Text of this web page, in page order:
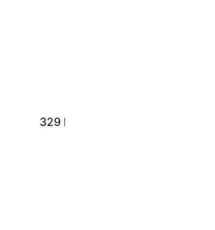
329 kr.